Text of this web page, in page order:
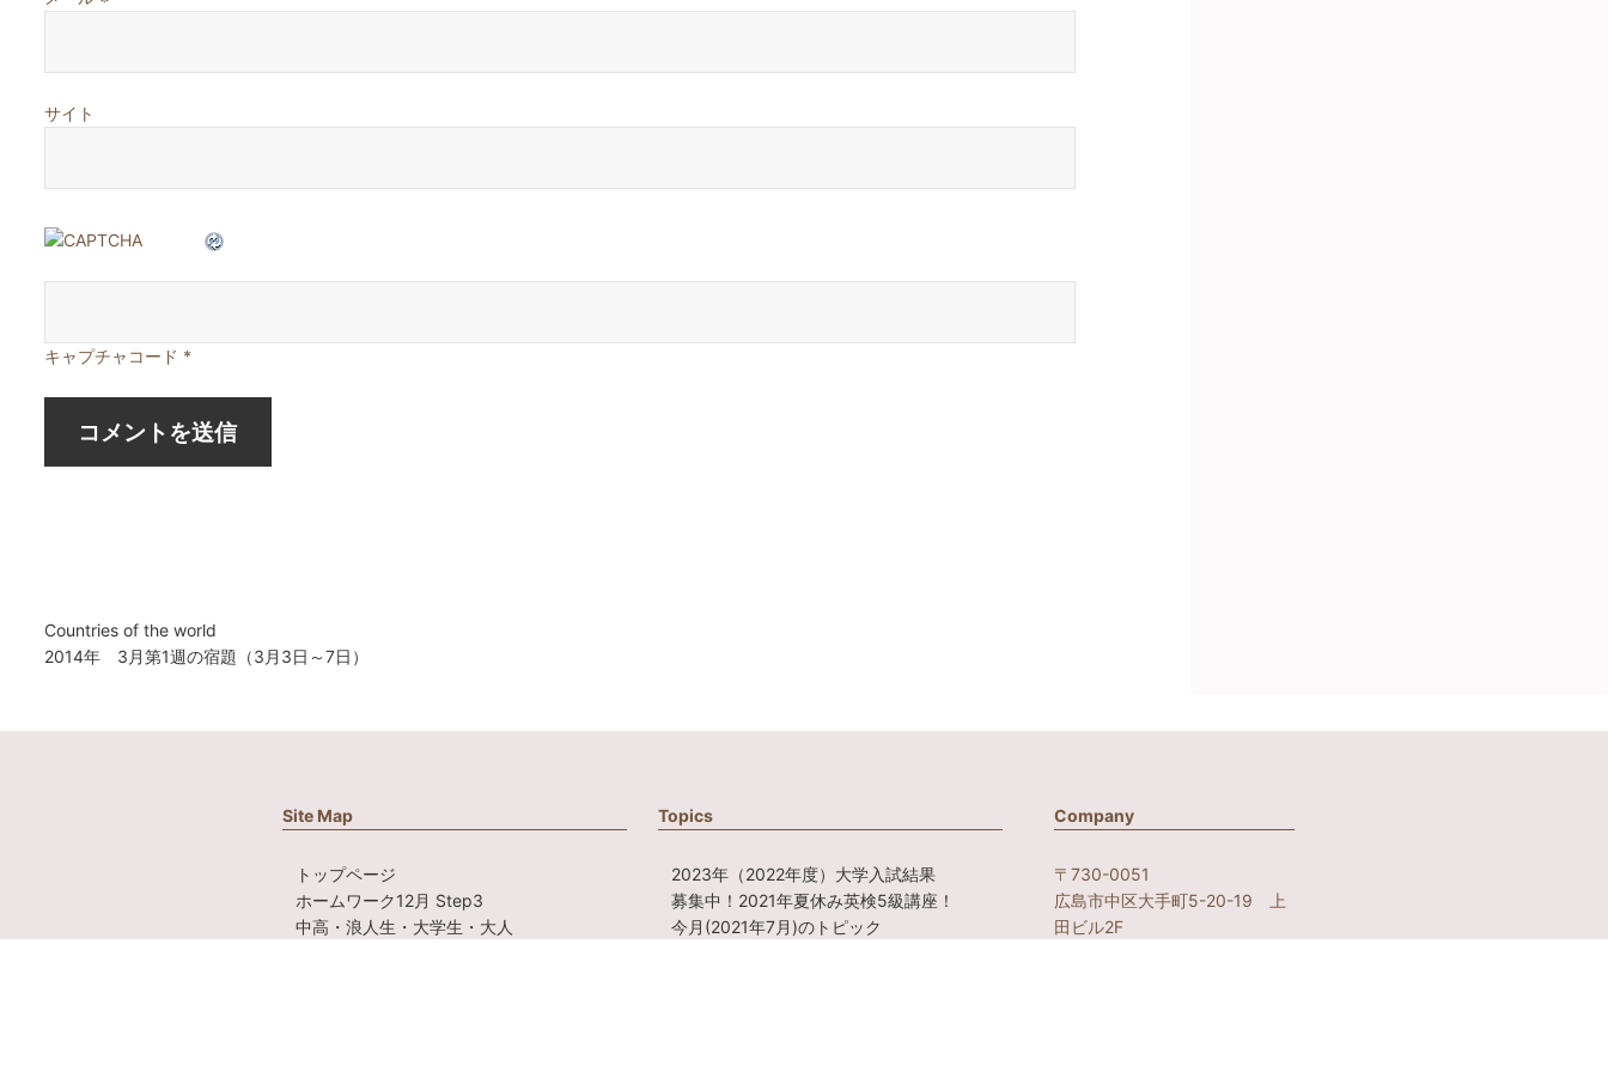
サイト
キャプチャコード *
投
稿
ゲ
前
の
Countries of the world
次
稿:
2014年 3月第1週の宿題（3月3日～7日）
Site Map
トップページ
ホームワーク12月 Step3
中高・浪人生・大学生・大人
Topics
2023年（2022年度）大学入試結果
募集中！2021年夏休み英検5級講座！
今月(2021年7月)のトピック
Company
〒730-0051
広島市中区大手町5-20-19 上
田ビル2F